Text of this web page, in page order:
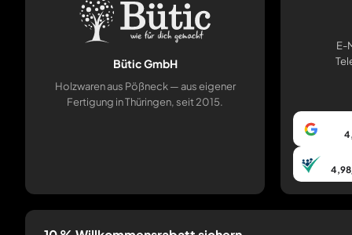
Bütic GmbH
Holzwaren aus Pößneck — aus eigener
Fertigung in Thüringen, seit 2015.
E-